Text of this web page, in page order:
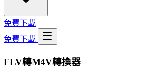
免費下載
免費下載
FLV轉M4V轉換器